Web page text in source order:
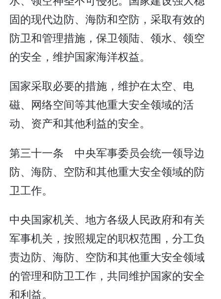
固的现代边防、海防和空防，采取有效的
防卫和管理措施，保卫领陆、领水、领空
的安全，维护国家海洋权益。
国家采取必要的措施，维护在太空、电
磁、网络空间等其他重大安全领域的活
动、资产和其他利益的安全。
第三十一条 中央军事委员会统一领导边
防、海防、空防和其他重大安全领域的防
卫工作。
中央国家机关、地方各级人民政府和有关
军事机关，按照规定的职权范围，分工负
责边防、海防、空防和其他重大安全领域
的管理和防卫工作，共同维护国家的安全
和利益。